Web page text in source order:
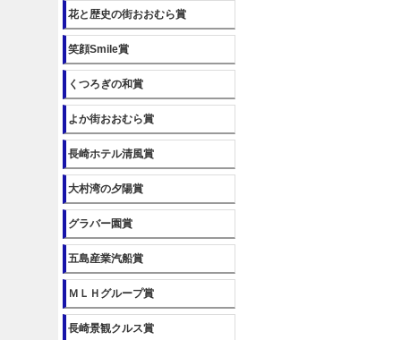
花と歴史の街おおむら賞
笑顔Smile賞
くつろぎの和賞
よか街おおむら賞
長崎ホテル清風賞
大村湾の夕陽賞
グラバー園賞
五島産業汽船賞
ＭＬＨグループ賞
長崎景観クルス賞